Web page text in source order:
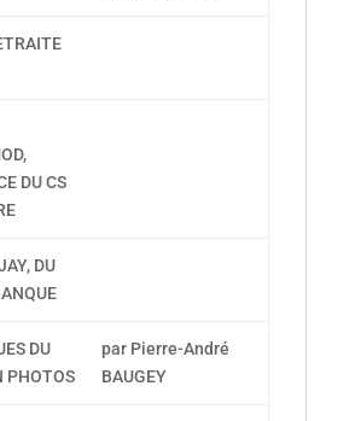
DU CS
DU
DU
PHOTOS
par Pierre-André
BAUGEY